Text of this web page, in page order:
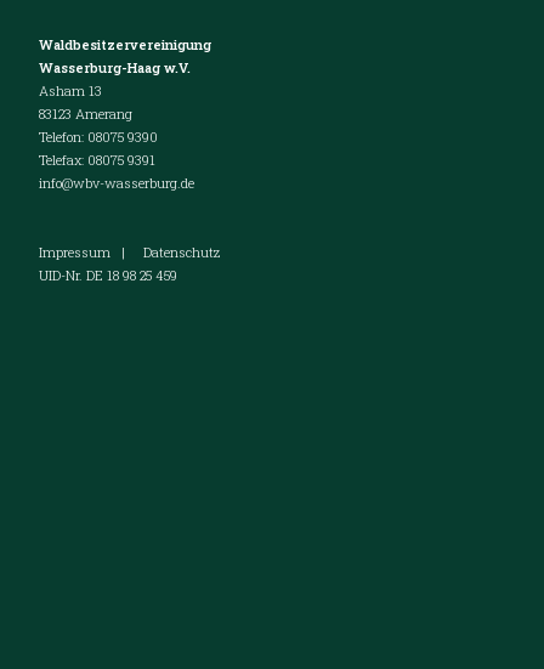
Kontakt
Waldbesitzervereinigung
Wasserburg-Haag w.V.
Asham 13
83123 Amerang
Telefon: 08075 9390
Telefax: 08075 9391
info@wbv-wasserburg.de
Impressum | Datenschutz
UID-Nr. DE 18 98 25 459